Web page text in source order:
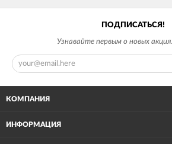
ПОДПИСАТЬСЯ!
Узнавайте первым о новых
КОМПАНИЯ
ИНФОРМАЦИЯ